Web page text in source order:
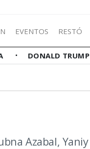
EVENTOS RESTÓ
DONALD TRUMP
Azabal, Yaniy